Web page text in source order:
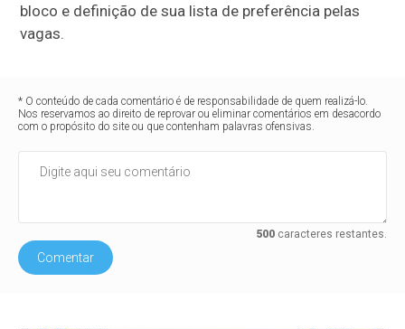
bloco e definição de sua lista de preferência pelas
vagas.
* O conteúdo de cada comentário é de responsabilidade de quem realizá-lo.
Nos reservamos ao direito de reprovar ou eliminar comentários em desacordo
com o propósito do site ou que contenham palavras ofensivas.
500caracteres restantes.
Comentar